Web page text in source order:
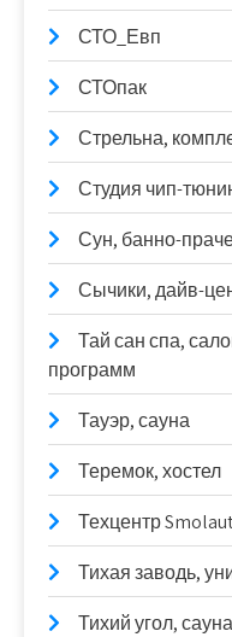
СТО_Евп
СТОпак
Стрельна,
Студия чип-
Сун, банно-
Сычики, дайв-
Тай сан спа,
программ
Тауэр, сауна
Теремок, хостел
Техцентр
Тихая заводь,
Тихий угол, сауна